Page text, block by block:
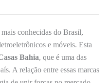
mais conhecidas do Brasil,
e móveis. Esta
Bahia, que é uma das
A relação entre essas marcas